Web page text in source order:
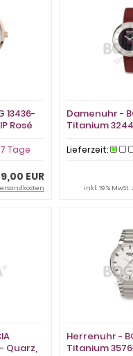
13436-
Rosé
Tage
EUR
Damenuhr -
Titanium
Lieferzeit:
inkl. 19 % MwSt.
Quarz,
Herrenuhr -
Titanium